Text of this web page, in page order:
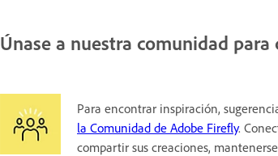
Únase a nuestra comunidad
Para encontrar inspiración,
la Comunidad de Adobe Firefly.
compartir sus creaciones,